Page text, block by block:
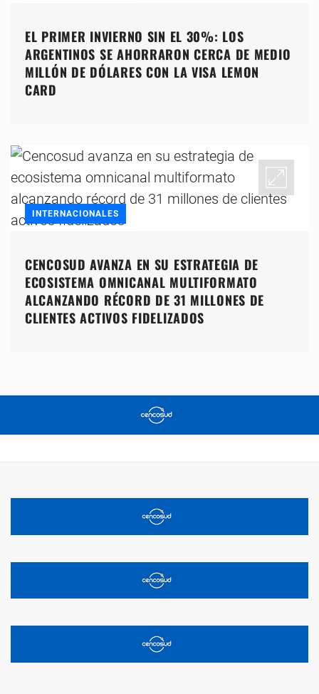
EL PRIMER INVIERNO SIN EL 30%: LOS
ARGENTINOS SE AHORRARON CERCA DE MEDIO
MILLÓN DE DÓLARES CON LA VISA LEMON
CARD
INTERNACIONALES
CENCOSUD AVANZA EN SU ESTRATEGIA DE
ECOSISTEMA OMNICANAL MULTIFORMATO
ALCANZANDO RÉCORD DE 31 MILLONES DE
CLIENTES ACTIVOS FIDELIZADOS